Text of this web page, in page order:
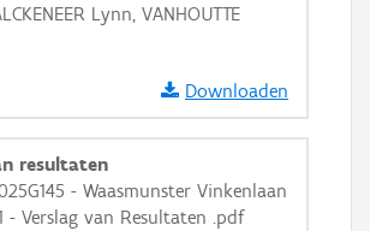
Basiskaart
Lynn, VANHOUTTE
Downloaden
resultaten
- Waasmunster Vinkenlaan
- Verslag van Resultaten .pdf